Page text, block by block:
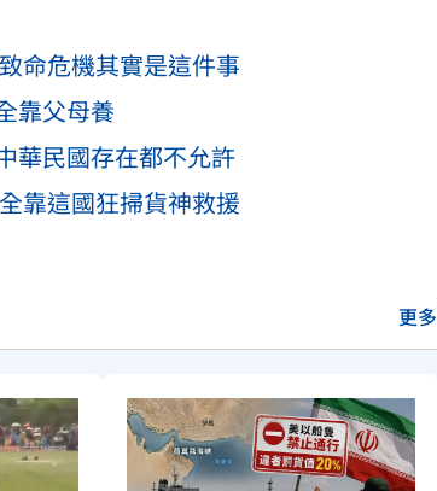
命危機其實是這件事
靠父母養
華民國存在都不允許
靠這國狂掃貨神救援
更多